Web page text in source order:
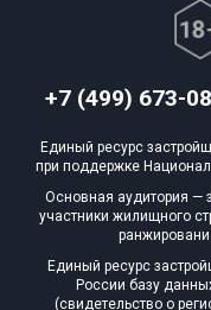
+7 (499) 673-
Единый ресурс
при поддержке
Основная аудитория —
участники жилищного
Единый ресурс
России базу
(свидетельство о